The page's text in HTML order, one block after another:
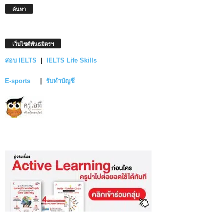
ค้นหา
เว็บไซต์พันธมิตรฯ
สอบ IELTS IELTS Life Skills
E-sports รับทำบัญชี